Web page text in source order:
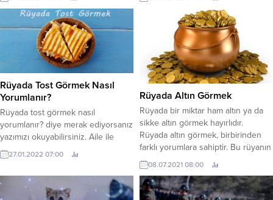
ilginçtir. Rüyada evliyken başkasıyla
evlenmek hakkında yapılan
yorumlar genel olarak olumludur.
Ancak bazı rüyalar için olumsuz
yorumlarda bulunmaktadır. Bunlar
hakkındaki tüm detayları aşağıda
Rüyada Başkasıyla Evlenmek Genel
Yorumu Nedir? Evli olduğu halde
rüyada...
yorumlanır. Bu kişi iş yapmaktan
korkar, bankadan kredi çekmeye
cesaret edemez ve her zaman çek
veya senet imzalamaktan korkar.
Hayatının geri kalanında acı
çekmeye razıdır, ancak riskli
işlerden...
Rüyada Tost Görmek Nasıl
Yorumlanır?
Rüyada tost görmek nasıl
yorumlanır? diye merak ediyorsanız
yazımızı okuyabilirsiniz. Aile ile
sağlıklı ve mutlu bir zaman
geçirileceğini gösterir. Tost görmek,
akrabalar ve arkadaşlar arasındaki
sevgiye de delalet eder. Bazen de
tost görmek, yakın akrabalarının
27.01.2022 07:00
Rüyada Altın Görmek
Rüyada bir miktar ham altın ya da
sikke altın görmek hayırlıdır.
Rüyada altın görmek, birbirinden
farklı yorumlara sahiptir. Bu rüyanın
maddi kazanca işaret ediyor
olmasıyla birlikte manevi rahatlığı
haber vermesi de mümkündür. Bir
miktar altın parayı eline alarak
08.07.2021 08:00